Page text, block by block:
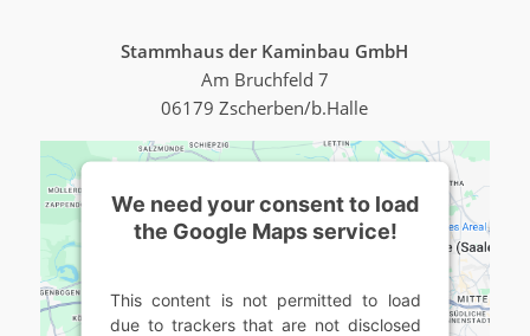
Stammhaus der Kaminbau GmbH
Am Bruchfeld 7
06179 Zscherben/b.Halle
We need your consent to load
the Google Maps service!
This content is not permitted to load
due to trackers that are not disclosed